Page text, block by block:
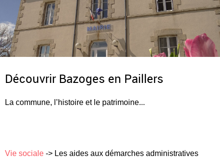
Découvrir Bazoges en Paillers
La commune, l’histoire et le patrimoine...
Vie sociale -> Les aides aux démarches administratives